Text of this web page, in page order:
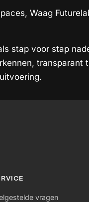
Waag
stap voor stap
transparant
vragen